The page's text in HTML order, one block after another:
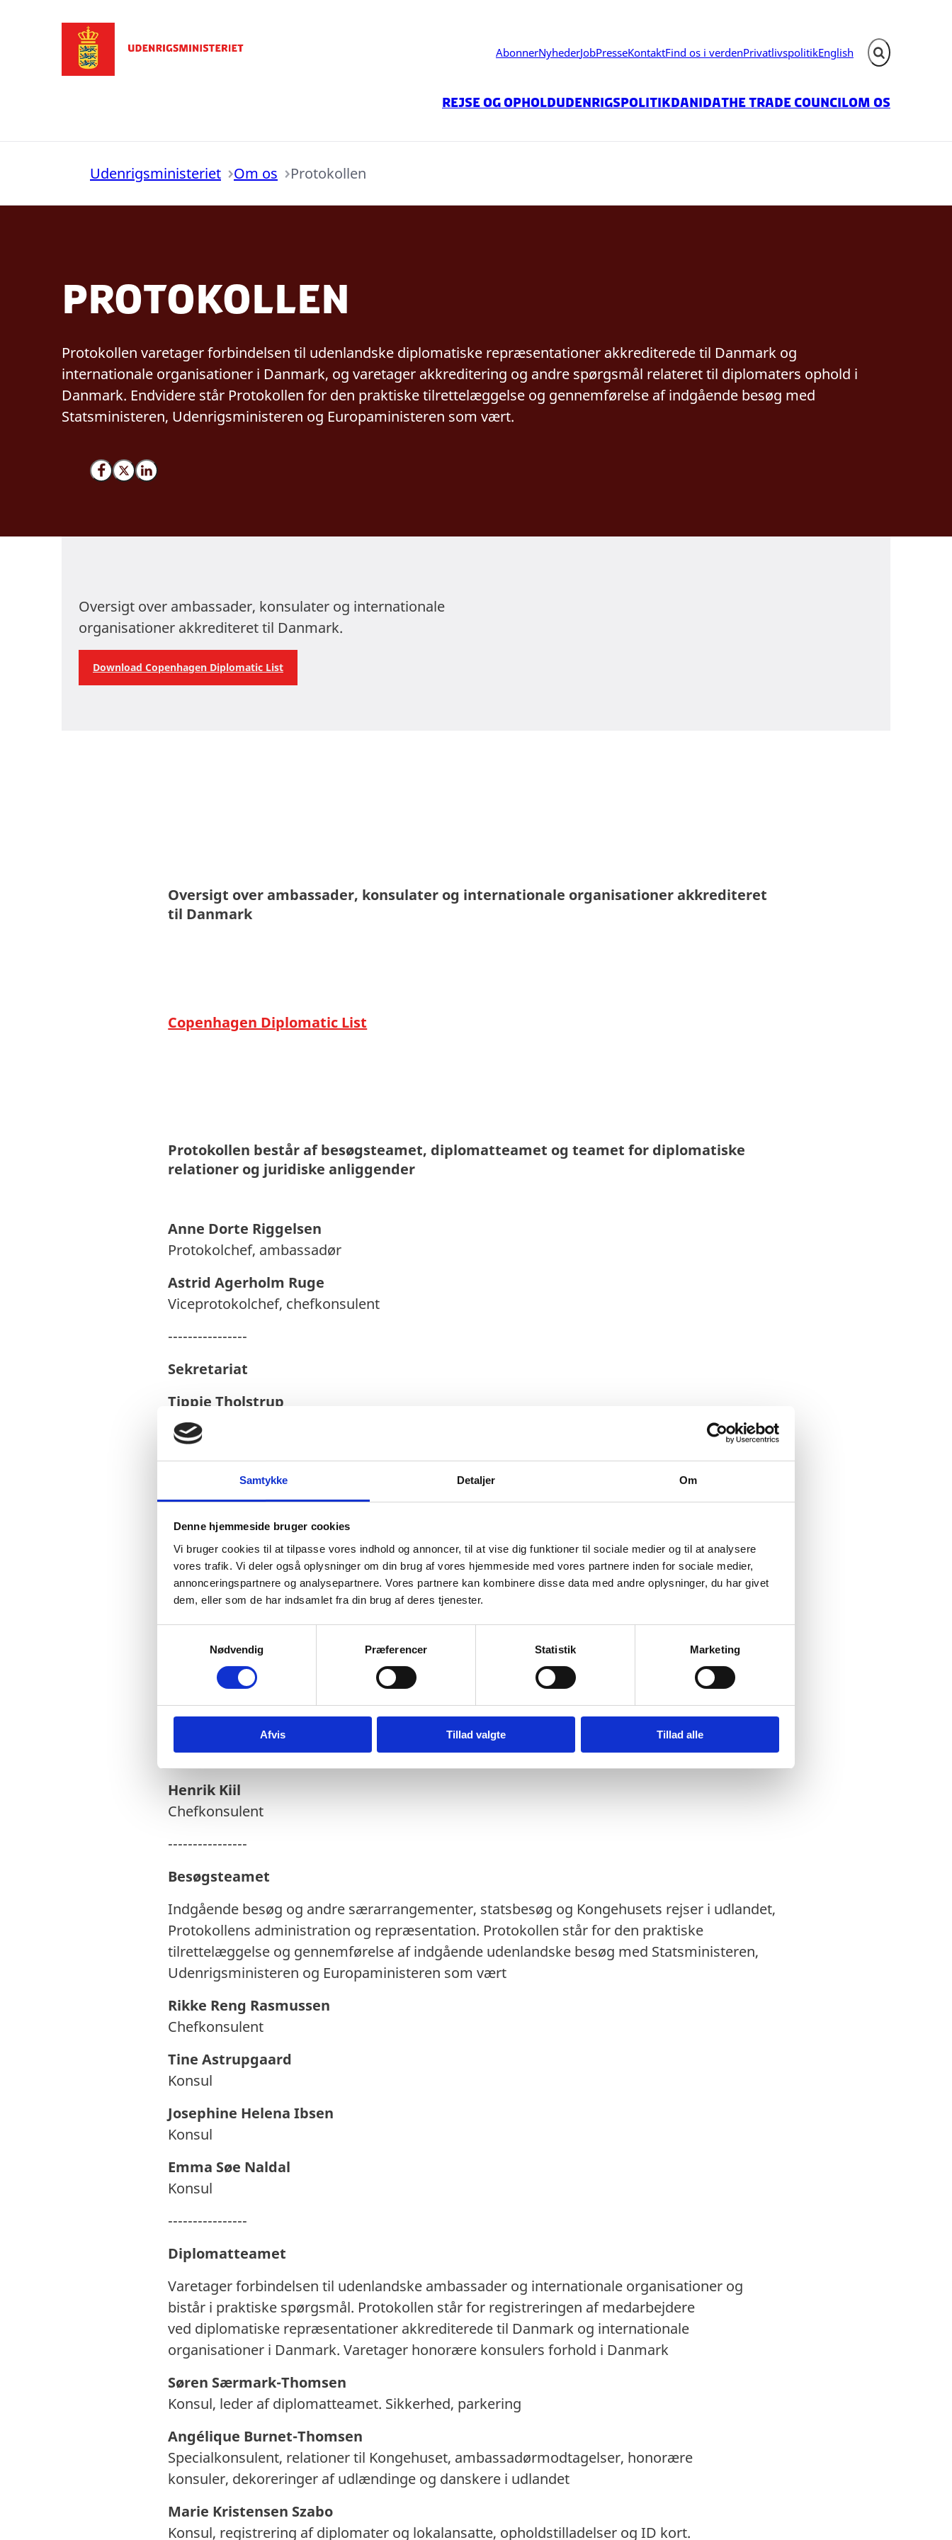
Samtykke Detaljer Om
Denne hjemmeside bruger cookies
Vi bruger cookies til at tilpasse vores indhold og annoncer, til at vise dig funktioner til sociale medier og til at analysere
vores trafik. Vi deler også oplysninger om din brug af vores hjemmeside med vores partnere inden for sociale medier,
annonceringspartnere og analysepartnere. Vores partnere kan kombinere disse data med andre oplysninger, du har givet
dem, eller som de har indsamlet fra din brug af deres tjenester.
v
Nødvendig Præferencer Statistik Marketing
Afvis Tillad valgte Tillad alle
AbonnerNyhederJobPresseKontaktFind os i verdenPrivatlivspolitikEnglish Fold søgefelt ud
Rejse og opholdUdenrigspolitikDanidaThe Trade CouncilOm os
Udenrigsministeriet Om os Protokollen
Protokollen
Del på Facebook
Del på X (Twitter)
Del på LinkedIn
Protokollen varetager forbindelsen til udenlandske diplomatiske repræsentationer akkrediterede til Danmark og
internationale organisationer i Danmark, og varetager akkreditering og andre spørgsmål relateret til diplomaters ophold i
Danmark. Endvidere står Protokollen for den praktiske tilrettelæggelse og gennemførelse af indgående besøg med
Statsministeren, Udenrigsministeren og Europaministeren som vært.
Oversigt over ambassader, konsulater og internationale
organisationer akkrediteret til Danmark.
Download Copenhagen Diplomatic List
Oversigt over ambassader, konsulater og internationale organisationer akkrediteret
til Danmark
Copenhagen Diplomatic List
Protokollen består af besøgsteamet, diplomatteamet og teamet for diplomatiske
relationer og juridiske anliggender
Anne Dorte Riggelsen
Protokolchef, ambassadør
Astrid Agerholm Ruge
Viceprotokolchef, chefkonsulent
----------------
Sekretariat
Tippie Tholstrup
Konsul, sekretariat, lykønskninger og kondolencer, Protokollens publikationer
Sofie Almine Falck
Studentermedhjælper
Enya Ehrenreich
Studentermedhjælper
------------------
Teamet for diplomatiske relationer og juridiske anliggender
Chefkonsulent
Henrik Kiil
Chefkonsulent
----------------
Besøgsteamet
Indgående besøg og andre særarrangementer, statsbesøg og Kongehusets rejser i udlandet,
Protokollens administration og repræsentation. Protokollen står for den praktiske
tilrettelæggelse og gennemførelse af indgående udenlandske besøg med Statsministeren,
Udenrigsministeren og Europaministeren som vært
Rikke Reng Rasmussen
Chefkonsulent
Tine Astrupgaard
Konsul
Josephine Helena Ibsen
Konsul
Emma Søe Naldal
Konsul
----------------
Diplomatteamet
Varetager forbindelsen til udenlandske ambassader og internationale organisationer og
bistår i praktiske spørgsmål. Protokollen står for registreringen af medarbejdere
ved diplomatiske repræsentationer akkrediterede til Danmark og internationale
organisationer i Danmark. Varetager honorære konsulers forhold i Danmark
Søren Særmark-Thomsen
Konsul, leder af diplomatteamet. Sikkerhed, parkering
Angélique Burnet-Thomsen
Specialkonsulent, relationer til Kongehuset, ambassadørmodtagelser, honorære
konsuler, dekoreringer af udlændinge og danskere i udlandet
Marie Kristensen Szabo
Konsul, registrering af diplomater og lokalansatte, opholdstilladelser og ID kort.